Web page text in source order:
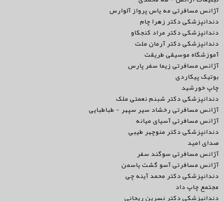
آژانس مسافرتی مه یاس پرواز آلوارس
دندانپزشکی دکتر زهرا چام
دندانپزشکی دکتر مراد کنجکاو
دندانپزشکی دکتر آرمان ملت
آموزشگاه موسیقی طریقت
آژانس مسافرتی زیما سفر پارس
بوتیک پیکاردی
چاپ خورشید
دندانپزشکی دکتر شبنم نعمتی ملک
آژانس مسافرتی رخشاد سیر سپهر - طباطبایی
آژانس مسافرتی آسیای میانه
دندانپزشکی دکتر منوچهر طیبی
صدای امید
آژانس مسافرتی سوگند سفر
آژانس مسافرتی آسو گشت یاسمن
دندانپزشکی دکتر محمد آینه چی
مجتمع چاپ داد
دندانپزشکی دکتر نسرین ریحانی